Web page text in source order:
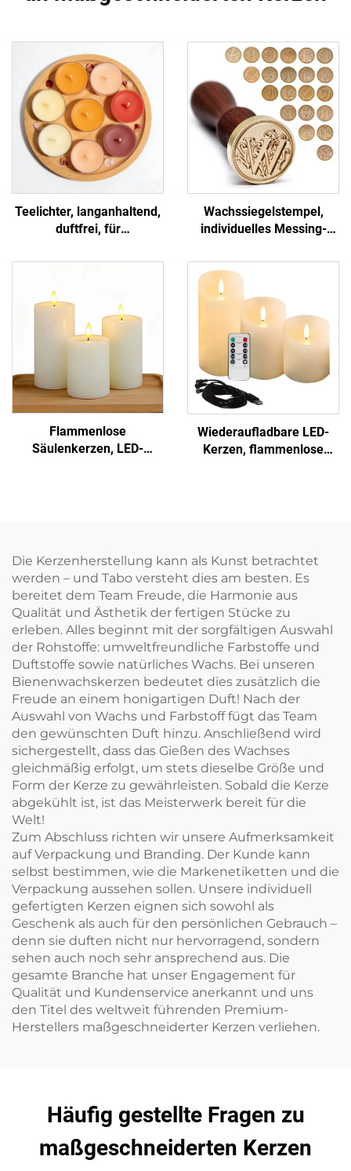
Teelichter, langanhaltend,
duftfrei, für
Veranstaltung, Party
Wachssiegelstempel,
individuelles Messing-
Hochzeitseinladungen und
Flammenlose
Säulenkerzen, LED-
Wiederaufladbare LED-
Kerzen, flammenlose
Die Kerzenherstellung kann als Kunst betrachtet
werden – und Tabo versteht dies am besten. Es
bereitet dem Team Freude, die Harmonie aus
Qualität und Ästhetik der fertigen Stücke zu
erleben. Alles beginnt mit der sorgfältigen Auswahl
der Rohstoffe: umweltfreundliche Farbstoffe und
Duftstoffe sowie natürliches Wachs. Bei unseren
Bienenwachskerzen bedeutet dies zusätzlich die
Freude an einem honigartigen Duft! Nach der
Auswahl von Wachs und Farbstoff fügt das Team
den gewünschten Duft hinzu. Anschließend wird
sichergestellt, dass das Gießen des Wachses
gleichmäßig erfolgt, um stets dieselbe Größe und
Form der Kerze zu gewährleisten. Sobald die Kerze
abgekühlt ist, ist das Meisterwerk bereit für die
Welt!
Zum Abschluss richten wir unsere Aufmerksamkeit
auf Verpackung und Branding. Der Kunde kann
selbst bestimmen, wie die Markenetiketten und die
Verpackung aussehen sollen. Unsere individuell
gefertigten Kerzen eignen sich sowohl als
Geschenk als auch für den persönlichen Gebrauch –
denn sie duften nicht nur hervorragend, sondern
sehen auch noch sehr ansprechend aus. Die
gesamte Branche hat unser Engagement für
Qualität und Kundenservice anerkannt und uns
den Titel des weltweit führenden Premium-
Herstellers maßgeschneiderter Kerzen verliehen.
Häufig gestellte Fragen zu
maßgeschneiderten Kerzen